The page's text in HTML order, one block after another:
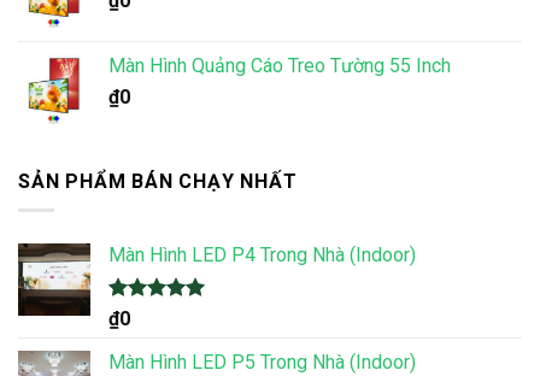
Màn Hình Quảng Cáo Treo Tường 55 Inch
₫0
SẢN PHẨM BÁN CHẠY NHẤT
Màn Hình LED P4 Trong Nhà (Indoor)
Được xếp
hạng
5 sao
₫0
Màn Hình LED P5 Trong Nhà (Indoor)